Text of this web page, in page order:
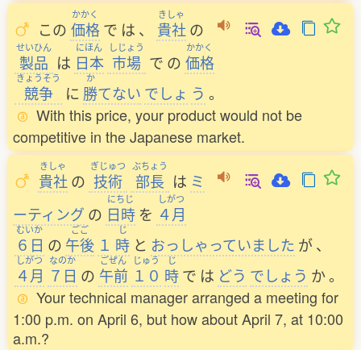
この
かかく
価格 で は 、
きしゃ
貴社 の
せいひん
製品 は
にほん
日本
しじょう
市場 で の
かかく
価格
きょうそう
競争 に
か
勝てない でしょ う 。
With this price, your product would not be
competitive in the Japanese market.
きしゃ
貴社 の
ぎじゅつ
技術
ぶちょう
部長 は ミ
ーティング の
にちじ
日時 を
しがつ
４月
むいか
６日 の
ごご
午後 １
じ
時 と おっしゃっていました が、
しがつ
４月
なのか
７日 の
ごぜん
午前
じゅう
１０
じ
時で は どう でしょう か。
Your technical manager arranged a meeting for
1:00 p.m. on April 6, but how about April 7, at 10:00
a.m.?